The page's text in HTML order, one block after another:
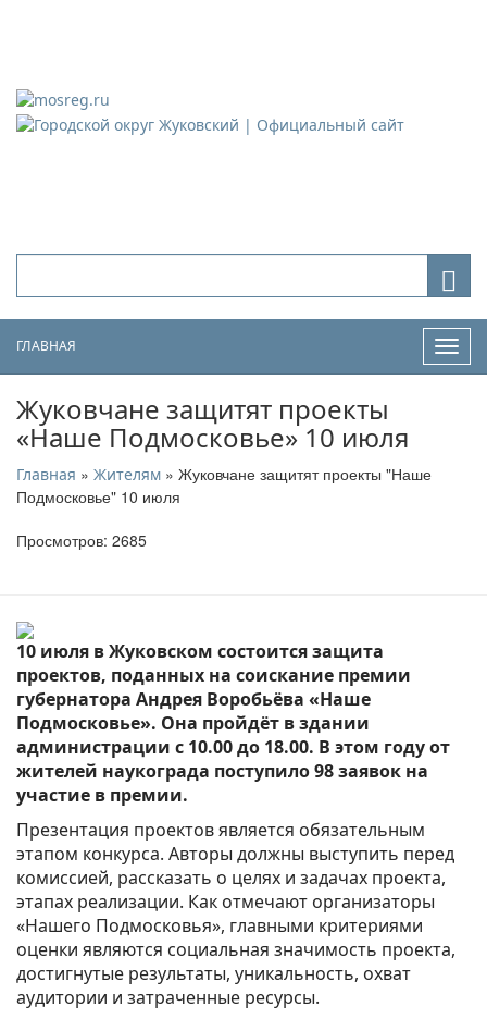
ГЛАВНАЯ
Жуковчане защитят проекты
«Наше Подмосковье» 10 июля
Главная » Жителям » Жуковчане защитят проекты "Наше
Подмосковье" 10 июля
Просмотров: 2685
10 июля в Жуковском состоится защита
проектов, поданных на соискание премии
губернатора Андрея Воробьёва «Наше
Подмосковье». Она пройдёт в здании
администрации с 10.00 до 18.00. В этом году от
жителей наукограда поступило 98 заявок на
участие в премии.
Презентация проектов является обязательным
этапом конкурса. Авторы должны выступить перед
комиссией, рассказать о целях и задачах проекта,
этапах реализации. Как отмечают организаторы
«Нашего Подмосковья», главными критериями
оценки являются социальная значимость проекта,
достигнутые результаты, уникальность, охват
аудитории и затраченные ресурсы.